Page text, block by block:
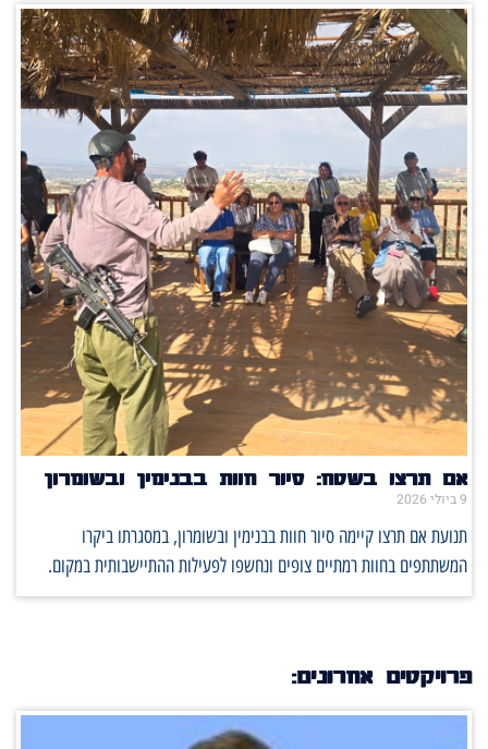
אם תרצו בשטח: סיור חוות בבנימין ובשומרון
9 ביולי 2026
תנועת אם תרצו קיימה סיור חוות בבנימין ובשומרון, במסגרתו ביקרו
המשתתפים בחוות רמתיים צופים ונחשפו לפעילות ההתיישבותית במקום.
פרויקטים אחרונים: